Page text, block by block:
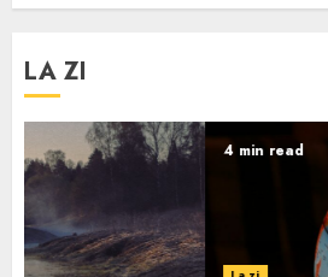
LA ZI
4 min read